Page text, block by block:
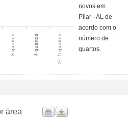
3 quartos 4 quartos >= 5 quartos
novos em
Pilar - AL de
acordo com o
número de
quartos.
área